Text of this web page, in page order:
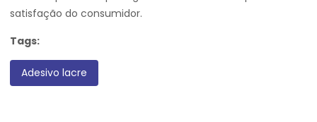
satisfação do consumidor.
Tags:
Adesivo lacre